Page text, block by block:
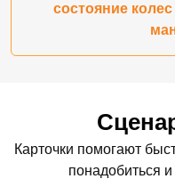
состояние
Карточки помогают
понадобиться и